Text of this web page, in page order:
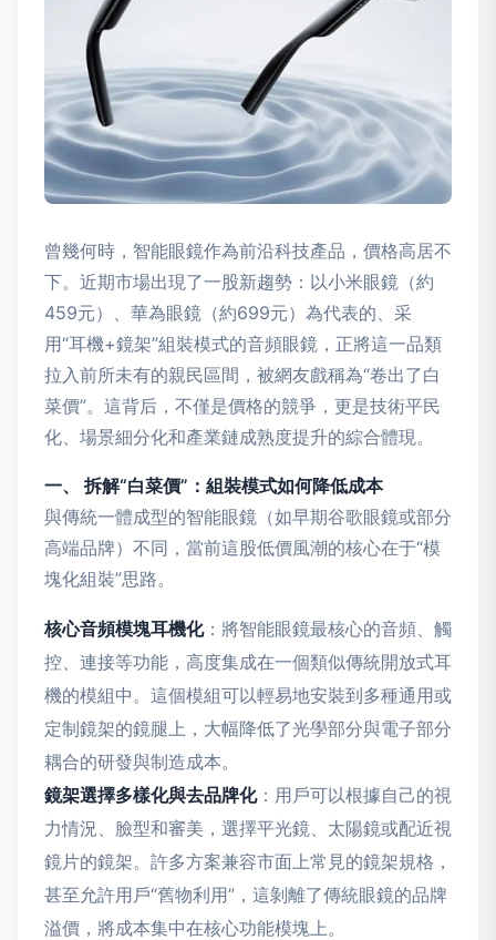
曾幾何時，智能眼鏡作為前沿科技產品，價格高居不
下。近期市場出現了一股新趨勢：以小米眼鏡（約
459元）、華為眼鏡（約699元）為代表的、采
用“耳機+鏡架”組裝模式的音頻眼鏡，正將這一品類
拉入前所未有的親民區間，被網友戲稱為“卷出了白
菜價”。這背后，不僅是價格的競爭，更是技術平民
化、場景細分化和產業鏈成熟度提升的綜合體現。
一、 拆解“白菜價”：組裝模式如何降低成本
與傳統一體成型的智能眼鏡（如早期谷歌眼鏡或部分
高端品牌）不同，當前這股低價風潮的核心在于“模
塊化組裝”思路。
核心音頻模塊耳機化：將智能眼鏡最核心的音頻、觸
控、連接等功能，高度集成在一個類似傳統開放式耳
機的模組中。這個模組可以輕易地安裝到多種通用或
定制鏡架的鏡腿上，大幅降低了光學部分與電子部分
耦合的研發與制造成本。
鏡架選擇多樣化與去品牌化：用戶可以根據自己的視
力情況、臉型和審美，選擇平光鏡、太陽鏡或配近視
鏡片的鏡架。許多方案兼容市面上常見的鏡架規格，
甚至允許用戶“舊物利用”，這剝離了傳統眼鏡的品牌
溢價，將成本集中在核心功能模塊上。